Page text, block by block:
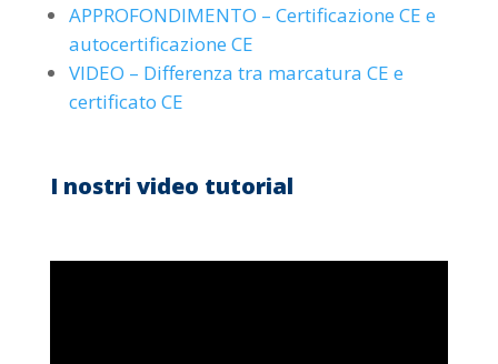
APPROFONDIMENTO – Certificazione CE e
autocertificazione CE
VIDEO – Differenza tra marcatura CE e
certificato CE
I nostri video tutorial